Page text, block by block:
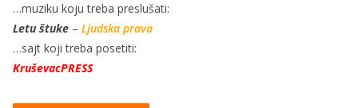
…muziku koju treba preslušati:
Letu štuke – Ljudska prava
…sajt koji treba posetiti:
KruševacPRESS